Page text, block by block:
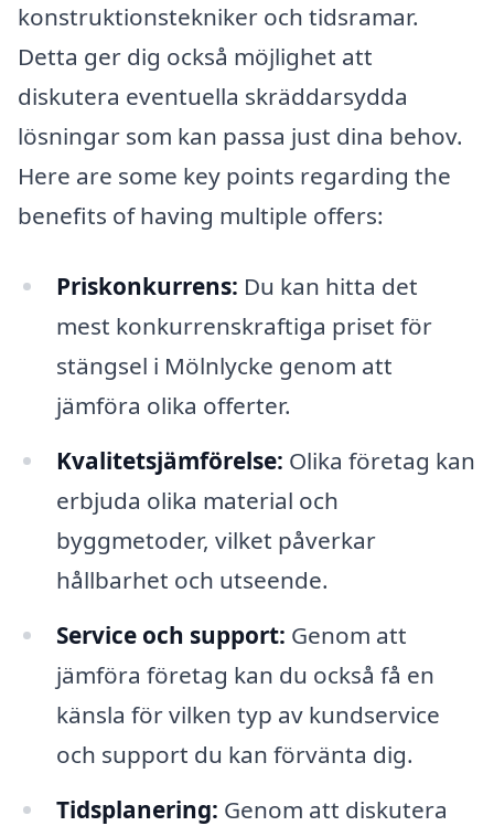
konstruktionstekniker och tidsramar.
Detta ger dig också möjlighet att
diskutera eventuella skräddarsydda
lösningar som kan passa just dina behov.
Here are some key points regarding the
benefits of having multiple offers:
Priskonkurrens: Du kan hitta det
mest konkurrenskraftiga priset för
stängsel i Mölnlycke genom att
jämföra olika offerter.
Kvalitetsjämförelse: Olika företag kan
erbjuda olika material och
byggmetoder, vilket påverkar
hållbarhet och utseende.
Service och support: Genom att
jämföra företag kan du också få en
känsla för vilken typ av kundservice
och support du kan förvänta dig.
Tidsplanering: Genom att diskutera